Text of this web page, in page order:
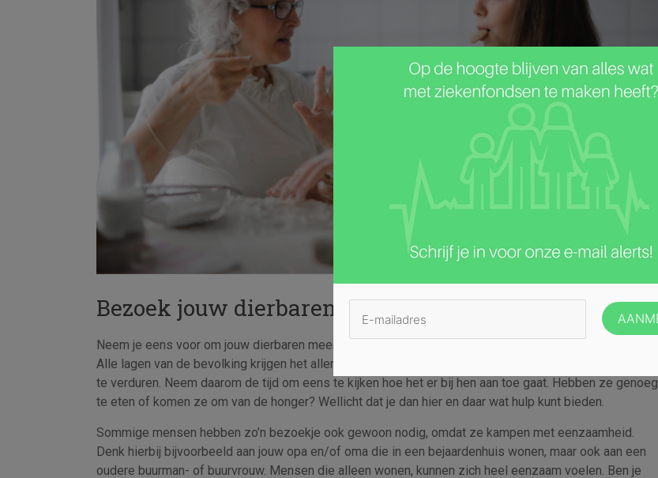
Bezoek jouw dierbaren
Neem je eens voor om jouw dierbaren meer te bezoeken het komende jaar, want dat is o zo belangrijk.
Alle lagen van de bevolking krijgen het allemaal wat moeilijker. De armen hebben het al helemaal zwaar
te verduren. Neem daarom de tijd om eens te kijken hoe het er bij hen aan toe gaat. Hebben ze genoeg
te eten of komen ze om van de honger? Wellicht dat je dan hier en daar wat hulp kunt bieden.
Sommige mensen hebben zo’n bezoekje ook gewoon nodig, omdat ze kampen met eenzaamheid.
Denk hierbij bijvoorbeeld aan jouw opa en/of oma die in een bejaardenhuis wonen, maar ook aan een
oudere buurman- of buurvrouw. Mensen die alleen wonen, kunnen zich heel eenzaam voelen. Ben je